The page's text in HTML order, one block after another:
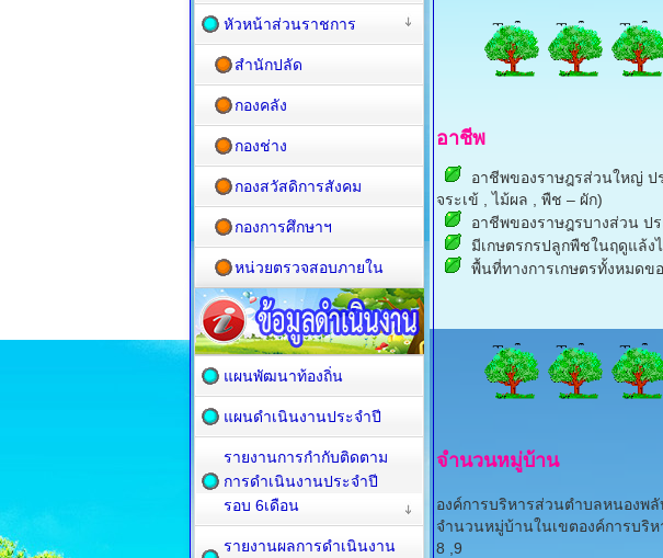
อาชีพ
อาชีพของราษฎรส่วนใหญ่ ป
จระเข้ , ไม้ผล , พืช – ผัก)
อาชีพของราษฎรบางส่วน ป
มีเกษตรกรปลูกพืชในฤดูแล้ง
พื้นที่ทางการเกษตรทั้งหมดข
จำนวนหมู่บ้าน
องค์การบริหารส่วนตำบลหนองพ
จำนวนหมู่บ้านในเขตองค์การบริ
8 ,9
หัวหน้าส่วนราชการ
สำนักปลัด
กองคลัง
กองช่าง
กองสวัสดิการสังคม
กองการศึกษาฯ
หน่วยตรวจสอบภายใน
แผนพัฒนาท้องถิ่น
แผนดำเนินงานประจำปี
รายงานการกำกับติดตาม
การดำเนินงานประจำปี
รอบ 6เดือน
รายงานผลการดำเนินงาน